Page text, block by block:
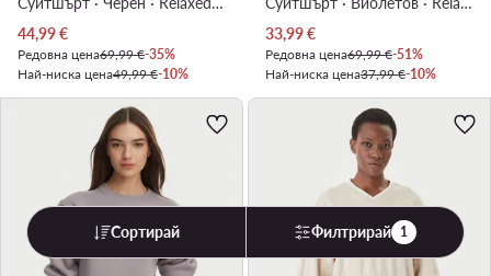
Актуална цена
44,99€
Редовна цена69,99 €-35%
Най-ниска цена49,99 €-10%
Актуална цена
33,99€
Редовна цена69,99 €-51%
Най-ниска цена37,99 €-10%
Сортирай Филтрирай 1